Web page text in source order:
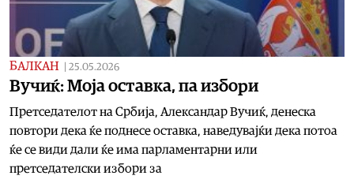
БАЛКАН 25.05.2026
Вучиќ: Моја оставка, па избори
Претседателот на Србија, Александар Вучиќ, денеска
повтори дека ќе поднесе оставка, наведувајќи дека потоа
ќе се види дали ќе има парламентарни или
претседателски избори за